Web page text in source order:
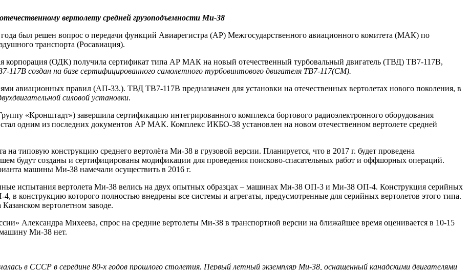
вертолету средней грузоподъемности Ми-38
был решен вопрос о передачи функций Авиарегистра (АР) Межгосударственного авиационного комитета (МАК) по
транспорта (Росавиация).
корпорация (ОДК) получила сертификат типа АР МАК на новый отечественный турбовальный двигатель (ТВД) ТВ7-117В,
117В создан на базе сертифицированного самолетного турбовинтового двигателя ТВ7-117(СМ).
авиационных правил (АП-33.). ТВД ТВ7-117В предназначен для установки на отечественных вертолетах нового поколения, в
силовой установки.
«Кронштадт») завершила сертификацию интегрированного комплекса бортового радиоэлектронного оборудования
одним из последних документов АР МАК. Комплекс ИКБО-38 установлен на новом отечественном вертолете средней
типовую конструкцию среднего вертолёта Ми-38 в грузовой версии. Планируется, что в 2017 г. будет проведена
будут созданы и сертифицированы модификации для проведения поисково-спасательных работ и оффшорных операций.
машины Ми-38 намечали осуществить в 2016 г.
испытания вертолета Ми-38 велись на двух опытных образцах – машинах Ми-38 ОП-3 и Ми-38 ОП-4. Конструкция серийных
в конструкцию которого полностью внедрены все системы и агрегаты, предусмотренные для серийных вертолетов этого типа.
вертолетном заводе.
Александра Михеева, спрос на средние вертолеты Ми-38 в транспортной версии на ближайшее время оценивается в 10-15
Ми-38 нет.
в СССР в середине 80-х годов прошлого столетия. Первый летный экземпляр Ми-38, оснащенный канадскими двигателями